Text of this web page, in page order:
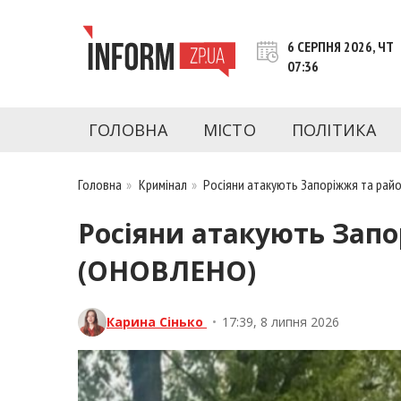
INFORM.ZP.UA – це інформаційний
Запоріжжя та Запорізької області на день.
6 СЕРПНЯ 2026, ЧТ
07:36
ГОЛОВНА МІСТО ПОЛІТИКА
Головна » Кримінал »Росіяни атакують Запоріжжя та
Росіяни атакують
(ОНОВЛЕНО)
Карина Сінько • 17:39, 8 липня 2026